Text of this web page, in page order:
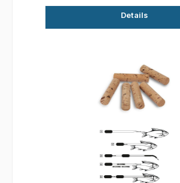
Details